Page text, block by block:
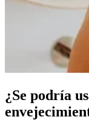
¿Se podría